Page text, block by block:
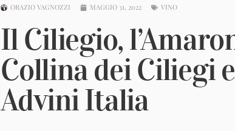
ORAZIO VAGNOZZI MAGGIO 31, 2022 VINO
Il Ciliegio,
Collina dei Ciliegi
Advini Italia